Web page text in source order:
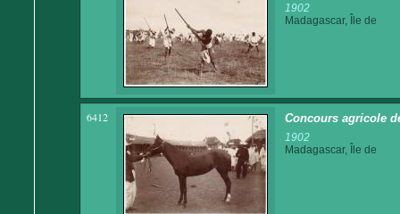
1902
Madagascar, Île de
6412 Concours agricole
1902
Madagascar, Île de